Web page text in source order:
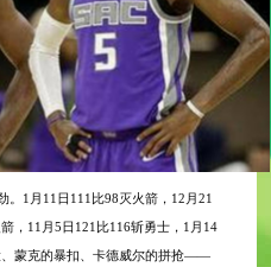
。 1月11日111比98灭火箭，12月21
，11月5日121比116斩勇士，1月14
、蒙克的暴扣、卡德威尔的拼抢——